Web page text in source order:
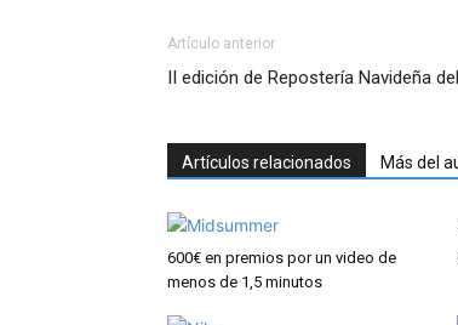
Artículo anterior
II edición de Repostería Navideña
Artículos relacionados Más del
600€ en premios por un video de
menos de 1,5 minutos